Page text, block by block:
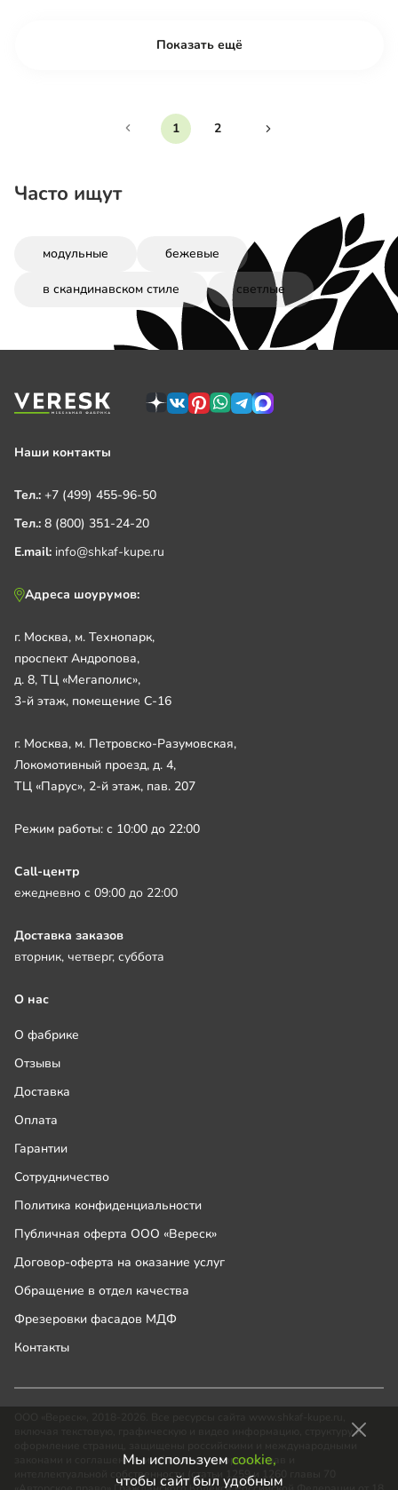
Показать ещё
1 2
Часто ищут
модульные бежевые
в скандинавском стиле светлые
Мы используем cookie,
чтобы сайт был удобным
Наши контакты
Тел.: +7 (499) 455-96-50
Тел.: 8 (800) 351-24-20
E.mail: info@shkaf-kupe.ru
Адреса шоурумов:
г. Москва, м. Технопарк,
проспект Андропова,
д. 8, ТЦ «Мегаполис»,
3-й этаж, помещение С-16
г. Москва, м. Петровско-Разумовская,
Локомотивный проезд, д. 4,
ТЦ «Парус», 2-й этаж, пав. 207
Режим работы: с 10:00 до 22:00
Call-центр
ежедневно с 09:00 до 22:00
Доставка заказов
вторник, четверг, суббота
О нас
О фабрике
Отзывы
Доставка
Оплата
Гарантии
Сотрудничество
Политика конфиденциальности
Публичная оферта ООО «Вереск»
Договор-оферта на оказание услуг
Обращение в отдел качества
Фрезеровки фасадов МДФ
Контакты
включая текстовую, графическую и видео информацию, структуру и
законами и соглашениями об охране авторских прав и
интеллектуальной собственности (статьи 1259 и 1260 главы 70